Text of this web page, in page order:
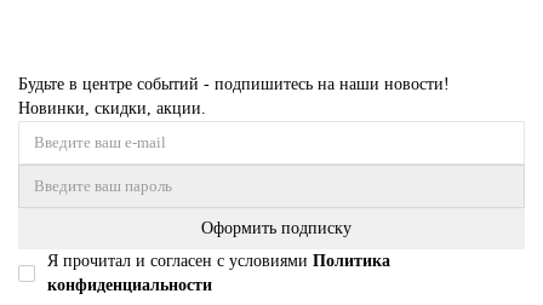
Будьте в центре событий - подпишитесь на наши новости!
Новинки, скидки, акции.
Оформить подписку
Я прочитал и согласен с условиями Политика
конфиденциальности